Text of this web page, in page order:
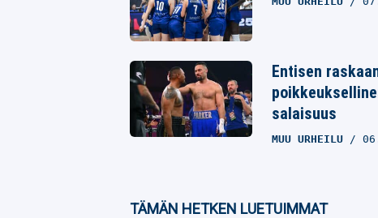
Entisen
salaisuus
MUU URHEILU
TÄMÄN HETKEN LUETUIMMAT